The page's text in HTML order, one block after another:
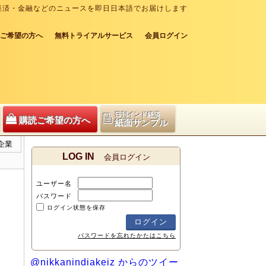
・金融などのニュースを即日日本語でお届けします
希望の方へ 無料トライアルサービス 会員ログイン
購読ご希望の方へ
日刊インド経済
紙面サンプル
業
LOG IN 会員ログイン
ユーザー名
パスワード
ログイン状態を保存
パスワードを忘れたかたはこちら
@nikkanindiakeiz からのツイー